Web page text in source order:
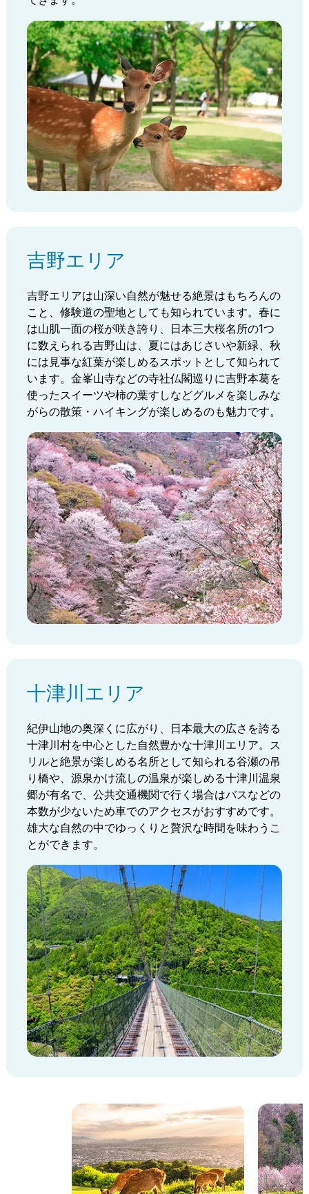
吉野エリア
吉野エリアは山深い自然が魅せる絶景はもちろんの
こと、修験道の聖地としても知られています。春に
は山肌一面の桜が咲き誇り、日本三大桜名所の1つ
に数えられる吉野山は、夏にはあじさいや新緑、秋
には見事な紅葉が楽しめるスポットとして知られて
います。金峯山寺などの寺社仏閣巡りに吉野本葛を
使ったスイーツや柿の葉すしなどグルメを楽しみな
がらの散策・ハイキングが楽しめるのも魅力です。
十津川エリア
紀伊山地の奥深くに広がり、日本最大の広さを誇る
十津川村を中心とした自然豊かな十津川エリア。ス
リルと絶景が楽しめる名所として知られる谷瀬の吊
り橋や、源泉かけ流しの温泉が楽しめる十津川温泉
郷が有名で、公共交通機関で行く場合はバスなどの
本数が少ないため車でのアクセスがおすすめです。
雄大な自然の中でゆっくりと贅沢な時間を味わうこ
とができます。